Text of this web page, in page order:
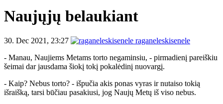
Naujųjų belaukiant
30. Dec 2021, 23:27
raganeleskisenele
- Manau, Naujiems Metams torto negaminsiu, - pirmadienį pareiškiu
šeimai dar jausdama šiokį tokį pokalėdinį nuovargį.
- Kaip? Nebus torto? - išpučia akis ponas vyras ir nutaiso tokią
išraišką, tarsi būčiau pasakiusi, jog Naujų Metų iš viso nebus.